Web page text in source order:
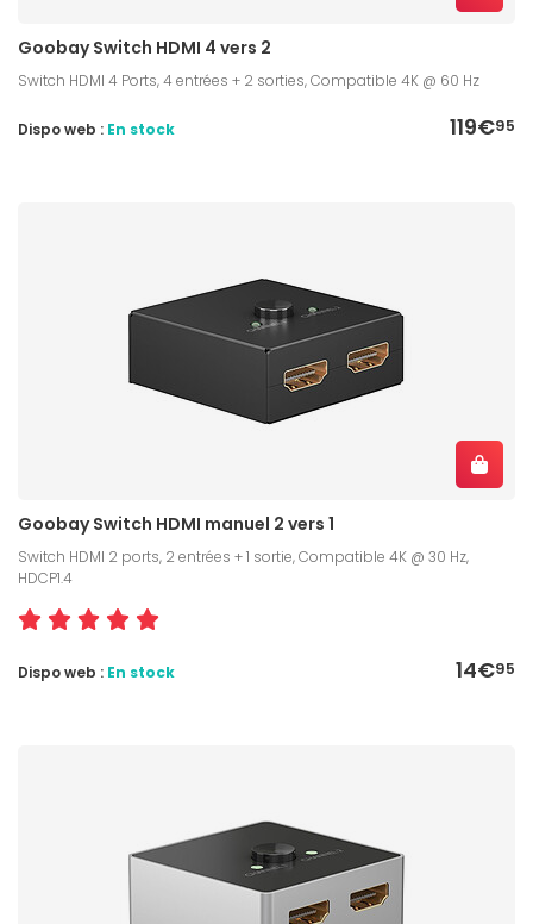
Goobay Switch HDMI 4 vers 2
Switch HDMI 4 Ports, 4 entrées + 2 sorties, Compatible 4K @ 60 Hz
119€95
Dispo web : En stock
Goobay Switch HDMI manuel 2 vers 1
Switch HDMI 2 ports, 2 entrées + 1 sortie, Compatible 4K @ 30 Hz,
HDCP1.4
14€95
Dispo web : En stock